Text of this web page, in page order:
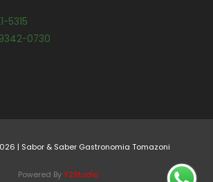
5315
0730
| Sabor & Saber Gastronomia Tomazoni
Powered By Y2Studio